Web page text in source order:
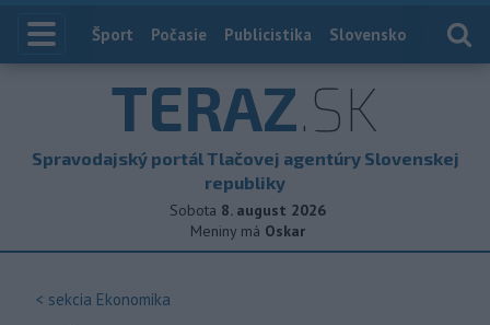
Index
Šport Počasie Publicistika Slovensko
TERAZ.SK
Spravodajský portál Tlačovej agentúry Slovenskej
republiky
Sobota 8. august 2026
Meniny má Oskar
< sekcia Ekonomika